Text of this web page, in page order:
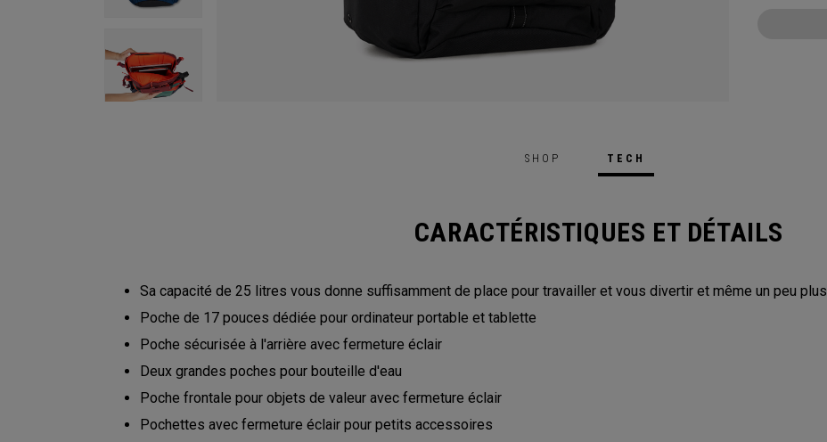
SHOP TECH
CARACTÉRISTIQUES ET DÉTAILS
Sa capacité de 25 litres vous donne suffisamment de place pour travailler et vous divertir et même un peu plus
Poche de 17 pouces dédiée pour ordinateur portable et tablette
Poche sécurisée à l'arrière avec fermeture éclair
Deux grandes poches pour bouteille d'eau
Poche frontale pour objets de valeur avec fermeture éclair
Pochettes avec fermeture éclair pour petits accessoires